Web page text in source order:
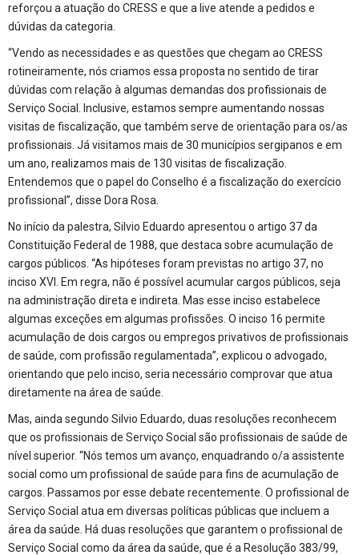
reforçou a atuação do CRESS e que a live atende a pedidos e
dúvidas da categoria.
“Vendo as necessidades e as questões que chegam ao CRESS
rotineiramente, nós criamos essa proposta no sentido de tirar
dúvidas com relação à algumas demandas dos profissionais de
Serviço Social. Inclusive, estamos sempre aumentando nossas
visitas de fiscalização, que também serve de orientação para os/as
profissionais. Já visitamos mais de 30 municípios sergipanos e em
um ano, realizamos mais de 130 visitas de fiscalização.
Entendemos que o papel do Conselho é a fiscalização do exercício
profissional”, disse Dora Rosa.
No início da palestra, Silvio Eduardo apresentou o artigo 37 da
Constituição Federal de 1988, que destaca sobre acumulação de
cargos públicos. “As hipóteses foram previstas no artigo 37, no
inciso XVI. Em regra, não é possível acumular cargos públicos, seja
na administração direta e indireta. Mas esse inciso estabelece
algumas exceções em algumas profissões. O inciso 16 permite
acumulação de dois cargos ou empregos privativos de profissionais
de saúde, com profissão regulamentada”, explicou o advogado,
orientando que pelo inciso, seria necessário comprovar que atua
diretamente na área de saúde.
Mas, ainda segundo Silvio Eduardo, duas resoluções reconhecem
que os profissionais de Serviço Social são profissionais de saúde de
nível superior. “Nós temos um avanço, enquadrando o/a assistente
social como um profissional de saúde para fins de acumulação de
cargos. Passamos por esse debate recentemente. O profissional de
Serviço Social atua em diversas políticas públicas que incluem a
área da saúde. Há duas resoluções que garantem o profissional de
Serviço Social como da área da saúde, que é a Resolução 383/99,